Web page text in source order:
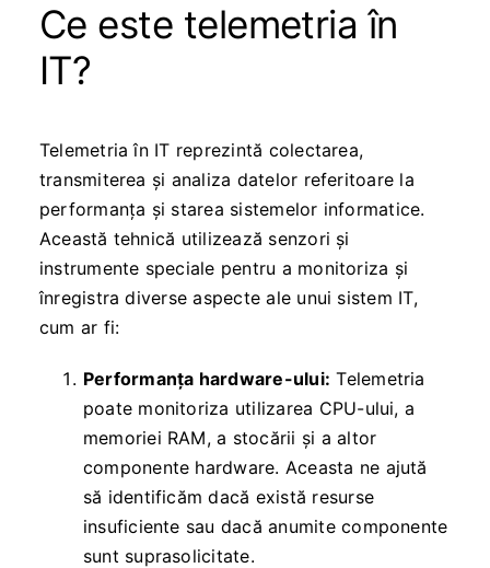
Ce este telemetria în
IT?
Telemetria în IT reprezintă colectarea,
transmiterea și analiza datelor referitoare la
performanța și starea sistemelor informatice.
Această tehnică utilizează senzori și
instrumente speciale pentru a monitoriza și
înregistra diverse aspecte ale unui sistem IT,
cum ar fi:
Performanța hardware-ului: Telemetria
poate monitoriza utilizarea CPU-ului, a
memoriei RAM, a stocării și a altor
componente hardware. Aceasta ne ajută
să identificăm dacă există resurse
insuficiente sau dacă anumite componente
sunt suprasolicitate.